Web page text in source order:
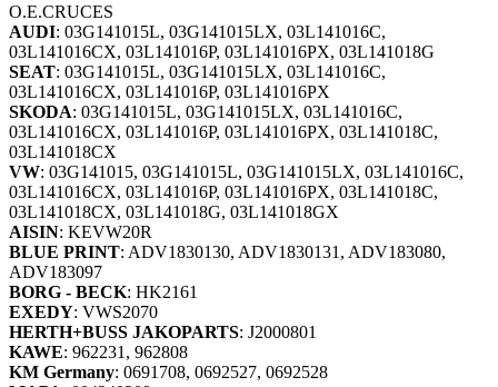
O.E.CRUCES
AUDI: 03G141015L, 03G141015LX, 03L141016C,
03L141016CX, 03L141016P, 03L141016PX, 03L141018G
SEAT: 03G141015L, 03G141015LX, 03L141016C,
03L141016CX, 03L141016P, 03L141016PX
SKODA: 03G141015L, 03G141015LX, 03L141016C,
03L141016CX, 03L141016P, 03L141016PX, 03L141018C,
03L141018CX
VW: 03G141015, 03G141015L, 03G141015LX, 03L141016C,
03L141016CX, 03L141016P, 03L141016PX, 03L141018C,
03L141018CX, 03L141018G, 03L141018GX
AISIN: KEVW20R
BLUE PRINT: ADV1830130, ADV1830131, ADV183080,
ADV183097
BORG - BECK: HK2161
EXEDY: VWS2070
HERTH+BUSS JAKOPARTS: J2000801
KAWE: 962231, 962808
KM Germany: 0691708, 0692527, 0692528